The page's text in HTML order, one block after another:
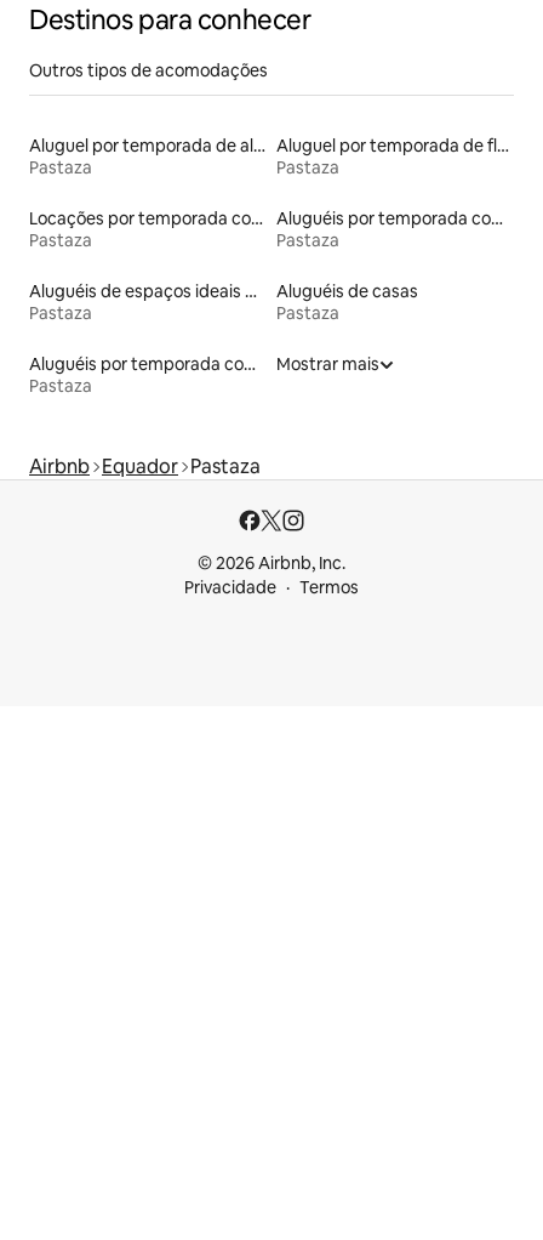
Destinos para conhecer
Outros tipos de acomodações
Aluguel por temporada de alojamentos ecológicos
Pastaza
Aluguel por temporada de flats
Pastaza
Locações por temporada com piscina
Pastaza
Aluguéis por temporada com café da manhã
Pastaza
Aluguéis de espaços ideais para famílias
Pastaza
Aluguéis de casas
Pastaza
Aluguéis por temporada com banheira de hidromassagem
Pastaza
Mostrar mais
Airbnb Equador Pastaza
© 2026 Airbnb, Inc.
Privacidade
Termos